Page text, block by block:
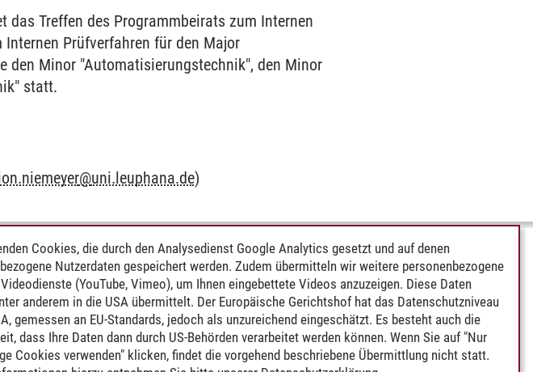
das Treffen des Programmbeirats zum Internen
Prüfverfahren für den Major
den Minor "Automatisierungstechnik", den Minor
statt.
@uni.leuphana.de)
Cookies, die durch den Analysedienst Google Analytics gesetzt und auf denen
Nutzerdaten gespeichert werden. Zudem übermitteln wir weitere personenbezogene
(YouTube, Vimeo), um Ihnen eingebettete Videos anzuzeigen. Diese Daten
anderem in die USA übermittelt. Der Europäische Gerichtshof hat das Datenschutzniveau
gemessen an EU-Standards, jedoch als unzureichend eingeschätzt. Es besteht auch die
dass Ihre Daten dann durch US-Behörden verarbeitet werden können. Wenn Sie auf "Nur
Cookies verwenden" klicken, findet die vorgehend beschriebene Übermittlung nicht statt.